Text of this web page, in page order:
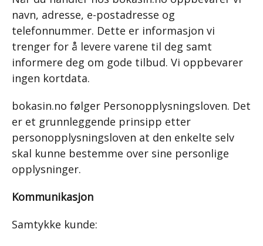
navn, adresse, e-postadresse og
telefonnummer. Dette er informasjon vi
trenger for å levere varene til deg samt
informere deg om gode tilbud. Vi oppbevarer
ingen kortdata.
bokasin.no følger Personopplysningsloven. Det
er et grunnleggende prinsipp etter
personopplysningsloven at den enkelte selv
skal kunne bestemme over sine personlige
opplysninger.
Kommunikasjon
Samtykke kunde: